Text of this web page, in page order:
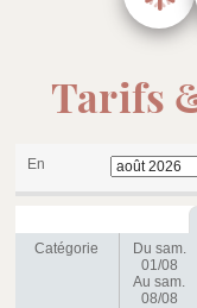
Tarifs
En
Catégorie
Du sam.
01/08
Au sam.
08/08